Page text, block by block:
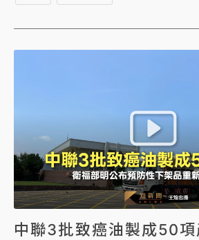
中聯3批致癌油製成50